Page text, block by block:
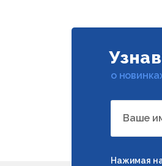
о
Ваше
Нажимая